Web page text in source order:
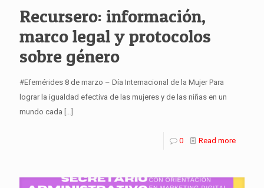
Recursero: información,
marco legal y protocolos
sobre género
#Efemérides 8 de marzo – Día Internacional de la Mujer Para
lograr la igualdad efectiva de las mujeres y de las niñas en un
mundo cada
0 Read more